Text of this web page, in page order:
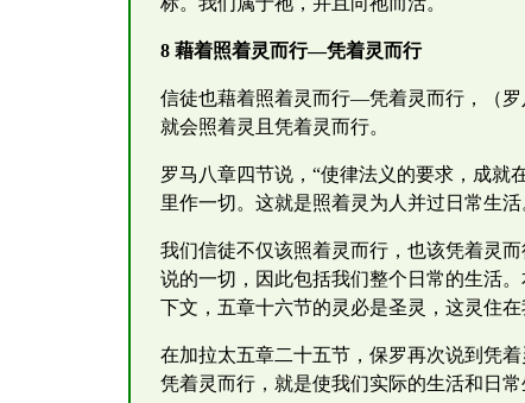
8 藉着照着灵而行—凭着灵而行
信徒也藉着照着灵而行—凭着灵而行，（
就会照着灵且凭着灵而行。
罗马八章四节说，“使律法义的要求，成就
里作一切。这就是照着灵为人并过日常生活
我们信徒不仅该照着灵而行，也该凭着灵
说的一切，因此包括我们整个日常的生活
下文，五章十六节的灵必是圣灵，这灵住
在加拉太五章二十五节，保罗再次说到凭
凭着灵而行，就是使我们实际的生活和日